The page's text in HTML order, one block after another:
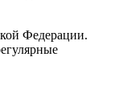
Федерации.